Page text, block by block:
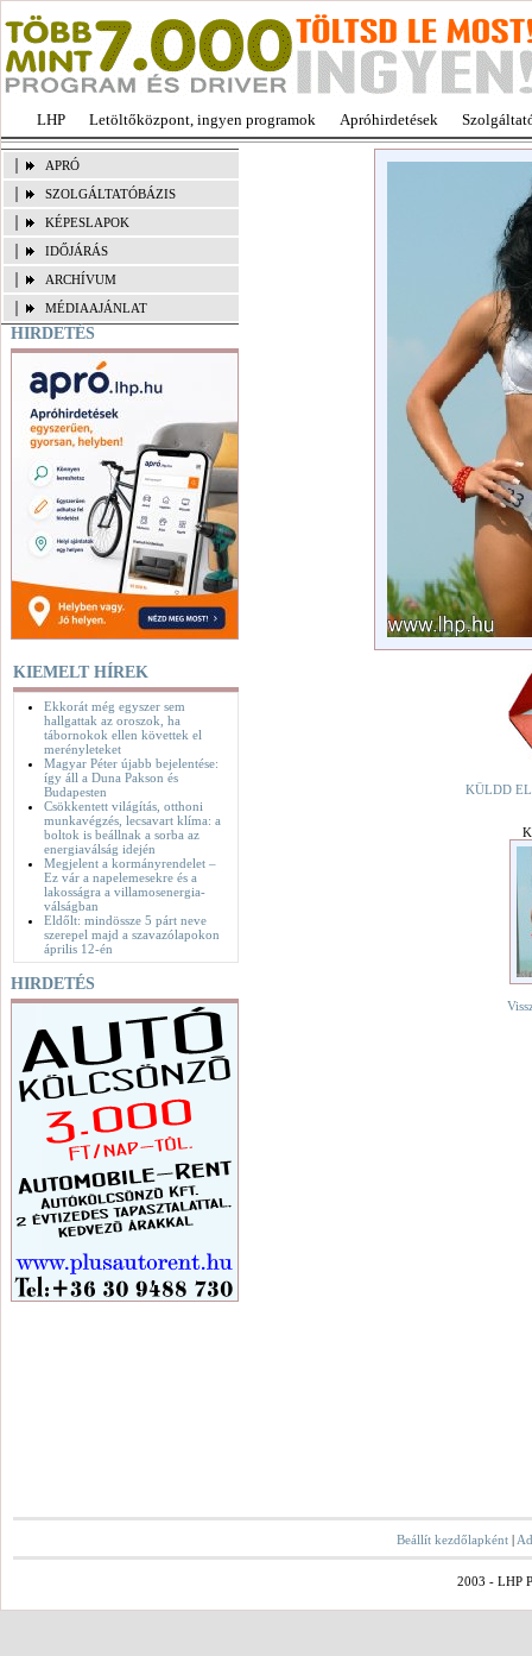
LHP Letöltőközpont, ingyen programok Apróhirdetések
APRÓ
SZOLGÁLTATÓBÁZIS
KÉPESLAPOK
IDŐJÁRÁS
ARCHÍVUM
MÉDIAAJÁNLAT
HIRDETÉS
KIEMELT HÍREK
Ekkorát még egyszer sem
hallgattak az oroszok, ha
tábornokok ellen követtek el
merényleteket
Magyar Péter újabb bejelentése:
így áll a Duna Pakson és
Budapesten
Csökkentett világítás, otthoni
munkavégzés, lecsavart klíma: a
boltok is beállnak a sorba az
energiaválság idején
Megjelent a kormányrendelet –
Ez vár a napelemesekre és a
lakosságra a villamosenergia-
válságban
Eldőlt: mindössze 5 párt neve
szerepel majd a szavazólapokon
április 12-én
HIRDETÉS
KÜLDD
Beállít kezdőlapként |
2003 - LHP